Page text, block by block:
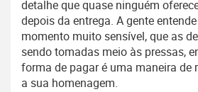
detalhe que quase ninguém
depois da entrega. A gente
momento muito sensível, que as
sendo tomadas meio às pressas,
forma de pagar é uma maneira de
a sua homenagem.